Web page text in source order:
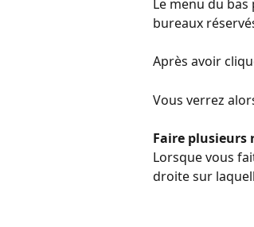
Le menu du
bureaux
Après avoir
Vous verrez
Faire plusieurs
Lorsque vous
droite sur